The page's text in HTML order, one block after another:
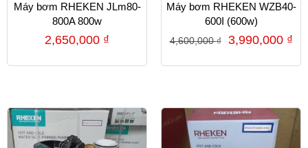
Máy bơm RHEKEN JLm80-
800A 800w
2,650,000 ₫
Máy bơm RHEKEN WZB40-
600I (600w)
4,600,000₫ 3,990,000 ₫